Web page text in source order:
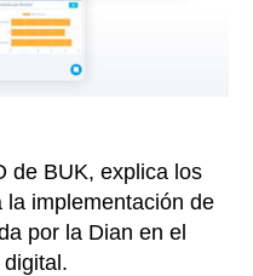
de BUK, explica los
la implementación de
por la Dian en el